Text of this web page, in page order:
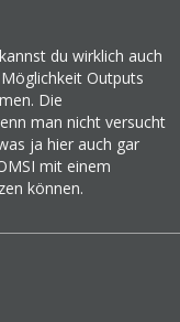
du wirklich auch
Outputs
Die
man nicht versucht
ja hier auch gar
mit einem
können.